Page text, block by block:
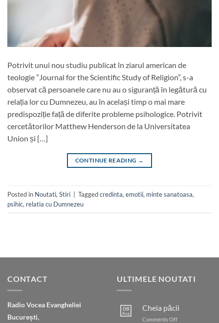
Potrivit unui nou studiu publicat în ziarul american de
teologie ”Journal for the Scientific Study of Religion”, s-a
observat că persoanele care nu au o siguranță în legătură cu
relația lor cu Dumnezeu, au în același timp o mai mare
predispoziție față de diferite probleme psihologice. Potrivit
cercetătorilor Matthew Henderson de la Universitatea
Union și […]
CONTINUE READING →
Posted in Noutati, Stiri Taggedcredinta, emotii, minte sanatoasa,
psihic, relatia cu Dumnezeu
CONTACT
Radio Vocea Evangheliei
București,
ULTIMELE NOUTATI
08
Aug
Cheia păcii
Comments Offon